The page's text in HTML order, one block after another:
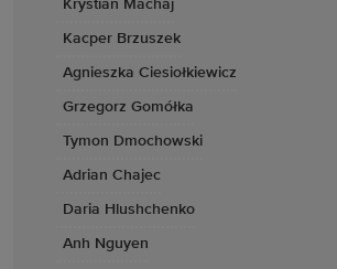
Krystian Machaj
Kacper Brzuszek
Agnieszka Ciesiołkiewicz
Grzegorz Gomółka
Tymon Dmochowski
Adrian Chajec
Daria Hlushchenko
Anh Nguyen